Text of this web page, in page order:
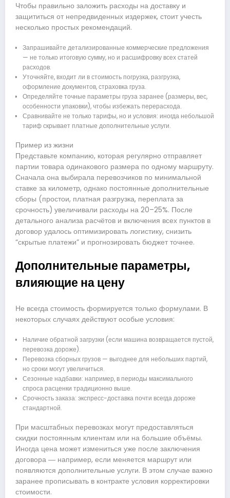
Чтобы правильно заложить расходы на доставку и
защититься от непредвиденных издержек, стоит учесть
несколько простых рекомендаций.
Запрашивайте детализированные коммерческие предложения
— не только итоговую сумму, но и расшифровку всех статей
расходов.
Уточняйте, входит ли в стоимость погрузка, разгрузка,
оформление документов, страховка груза.
Определяйте точные параметры груза заранее (размеры, вес,
особенности упаковки), чтобы избежать перерасхода.
Сравнивайте не только тарифы, но и условия: иногда небольшой
тариф скрывает платные дополнительные услуги.
Пример из жизни
Представьте компанию, которая регулярно отправляет
партии товара одинакового размера по одному маршруту.
Сначала она выбирала перевозчиков по минимальной
ставке за километр, однако постоянные дополнительные
сборы (простои, платная разгрузка, переплата за
срочность) увеличивали расходы на 20–25%. После
детального анализа расчётов и включения всех пунктов в
договор удалось оптимизировать логистику, снизить
“скрытые платежи” и прогнозировать бюджет точнее.
Дополнительные параметры,
влияющие на цену
Не всегда стоимость формируется только формулами. В
некоторых случаях действуют особые условия:
Наличие обратной загрузки (если машина возвращается пустой,
перевозка дороже).
Перевозка сборных грузов — выгоднее для небольших партий,
но сроки могут увеличиться.
Сезонные надбавки: например, в периоды максимального
спроса расценки традиционно выше.
Срочность заказа: экспресс-доставка почти всегда дороже
стандартной.
При масштабных перевозках могут предоставляться
скидки постоянным клиентам или на большие объёмы.
Иногда цена может измениться уже после заключения
договора ― например, если меняется маршрут или
появляются дополнительные услуги. В этом случае важно
заранее прописывать в контракте условия корректировки
стоимости.